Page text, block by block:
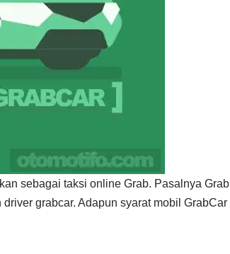
sebagai taksi online Grab. Pasalnya Grab
grabcar. Adapun syarat mobil GrabCar